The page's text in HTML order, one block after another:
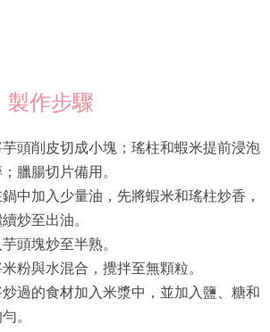
製作步驟
頭削皮切成小塊；瑤柱和蝦米提前浸泡
臘腸切片備用。
中加入少量油，先將蝦米和瑤柱炒香，
炒至出油。
頭塊炒至半熟。
粉與水混合，攪拌至無顆粒。
過的食材加入米漿中，並加入鹽、糖和
。